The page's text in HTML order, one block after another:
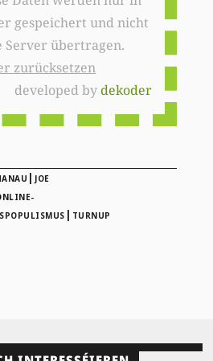
gespeichert und nicht
Server übertragen.
zurücksetzen
developed bydekoder
| JOE
| TURNUP